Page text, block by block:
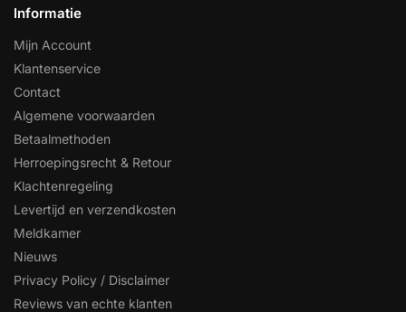
Informatie
Mijn Account
Klantenservice
Contact
Algemene voorwaarden
Betaalmethoden
Herroepingsrecht & Retour
Klachtenregeling
Levertijd en verzendkosten
Meldkamer
Nieuws
Privacy Policy / Disclaimer
Reviews van echte klanten